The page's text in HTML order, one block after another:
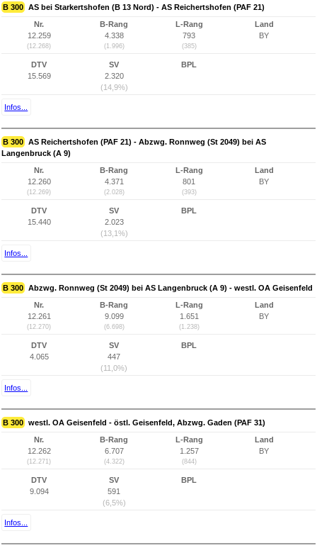
B 300 AS bei Starkertshofen (B 13 Nord) - AS Reichertshofen (PAF 21)
Nr.
12.259
(12.268)
B-Rang
4.338
(1.996)
L-Rang
793
(385)
Land
BY
DTV
15.569
SV
2.320
(14,9%)
BPL
Infos...
B 300 AS Reichertshofen (PAF 21) - Abzwg. Ronnweg (St 2049) bei AS
Langenbruck (A 9)
Nr.
12.260
(12.269)
B-Rang
4.371
(2.028)
L-Rang
801
(393)
Land
BY
DTV
15.440
SV
2.023
(13,1%)
BPL
Infos...
B 300 Abzwg. Ronnweg (St 2049) bei AS Langenbruck (A 9) - westl. OA Geisenfeld
Nr.
12.261
(12.270)
B-Rang
9.099
(6.698)
L-Rang
1.651
(1.238)
Land
BY
DTV
4.065
SV
447
(11,0%)
BPL
Infos...
B 300 westl. OA Geisenfeld - östl. Geisenfeld, Abzwg. Gaden (PAF 31)
Nr.
12.262
(12.271)
B-Rang
6.707
(4.322)
L-Rang
1.257
(844)
Land
BY
DTV
9.094
SV
591
(6,5%)
BPL
Infos...